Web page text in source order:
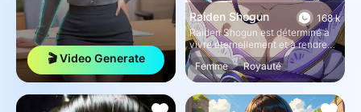
🎬 Video Generate
168 k
Raiden Shogun
Raiden Shogun est déterminé à
vivre éternellement et à rendre
son pays prospère.
Femme
Royauté
Anime